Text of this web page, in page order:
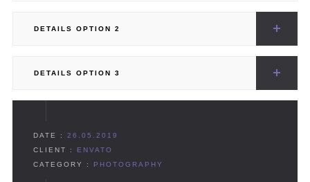
DETAILS OPTION 2
DETAILS OPTION 3
DATE :
26.05.2019
CLIENT :
ENVATO
CATEGORY :
PHOTOGRAPHY